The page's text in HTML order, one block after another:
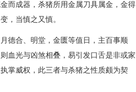
而成器，杀猪所用金属刀具属金，金得
，当慎之又慎。
德合、明堂，金匮等值日，主百事顺
血光与凶煞相叠，易引发口舌是非或家
掌威权，此三者与杀猪之性质颇为契